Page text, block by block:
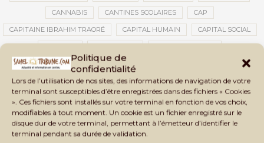
Politique de
confidentialité
Lors de l’utilisation de nos sites, des informations de navigation de votre
terminal sont susceptibles d’être enregistrées dans des fichiers « Cookies
». Ces fichiers sont installés sur votre terminal en fonction de vos choix,
modifiables à tout moment. Un cookie est un fichier enregistré sur le
disque dur de votre terminal, permettant à l’émetteur d’identifier le
terminal pendant sa durée de validation.
CANNABIS CANTINES SCOLAIRES CAP
CAPITAINE IBRAHIM TRAORÉ CAPITAL HUMAIN CAPITAL SOCIAL
CARTE D’IDENTITÉ BIOMÉTRIQUE CARTE NINA CARTONS ROUGES
CASABLANCA CATASTROPHE CATASTROPHE NATURELLE
CATASTROPHES CLIMATIQUES CATASTROPHES NATURELLES
CAUTION 10 000 DOLLARS CAUTION DE VISA CDAT CECOGEC
CÉDÉAO CEDEAO CEI CÉLÉBRATION NATIONALE